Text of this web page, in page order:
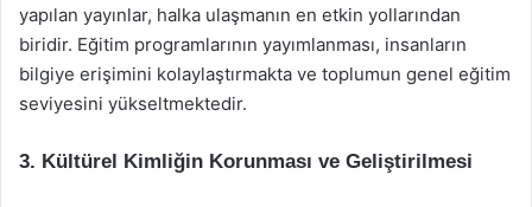
yapılan yayınlar, halka ulaşmanın en etkin yollarından
biridir. Eğitim programlarının yayımlanması, insanların
bilgiye erişimini kolaylaştırmakta ve toplumun genel eğitim
seviyesini yükseltmektedir.
3. Kültürel Kimliğin Korunması ve Geliştirilmesi